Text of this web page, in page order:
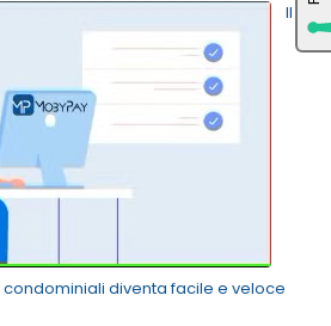
Il
diventa facile e veloce